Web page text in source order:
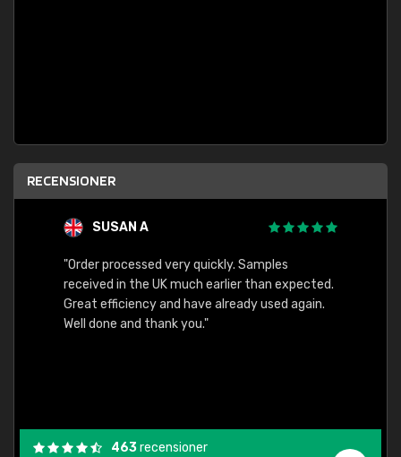
RECENSIONER
SUSAN A
"Order processed very quickly. Samples
received in the UK much earlier than expected.
Great efficiency and have already used again.
Well done and thank you."
463recensioner